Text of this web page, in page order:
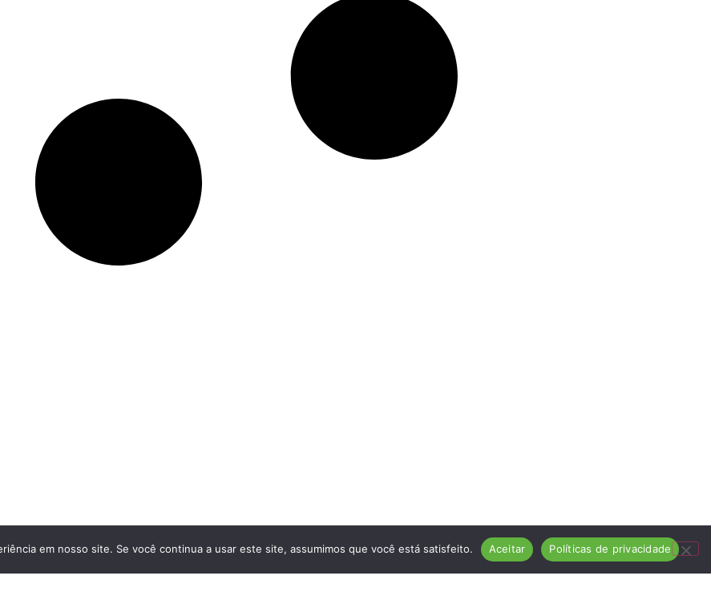
em nosso site. Se você continua a usar este site, assumimos que você está satisfeito. Aceitar Políticas de privacidade